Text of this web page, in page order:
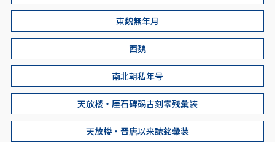
東魏無年月
西魏
南北朝私年号
天放楼・厓石碑碣古刻零残彙装
天放楼・晋唐以来誌銘彙装